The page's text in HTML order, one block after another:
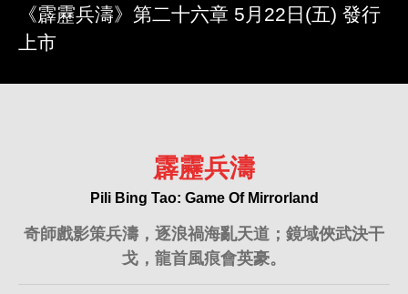
《霹靂兵濤》第二十六章 5月22日(五) 發行
上市
霹靂兵濤
Pili Bing Tao: Game Of Mirrorland
奇師戲影策兵濤，逐浪禍海亂天道；鏡域俠武決干
戈，龍首風痕會英豪。